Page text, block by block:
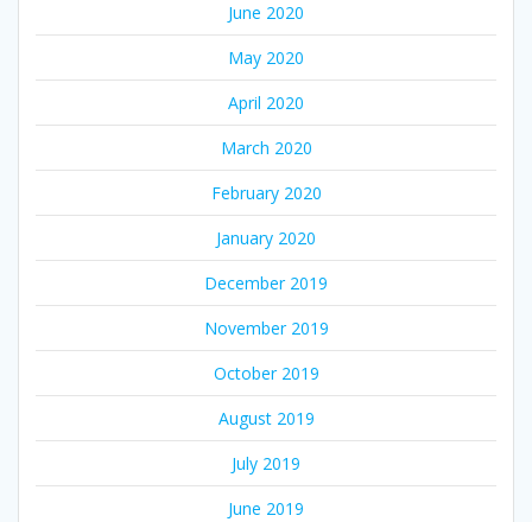
June 2020
May 2020
April 2020
March 2020
February 2020
January 2020
December 2019
November 2019
October 2019
August 2019
July 2019
June 2019